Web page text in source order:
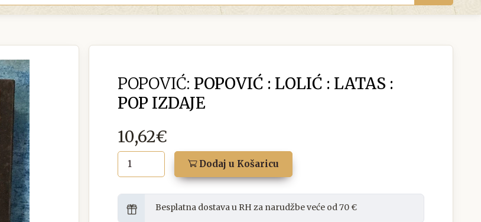
POPOVIĆ: POPOVIĆ : LOLIĆ : LATAS :
POP IZDAJE
10,62€
Dodaj u Košaricu
Besplatna dostava u RH za narudžbe veće od 70 €